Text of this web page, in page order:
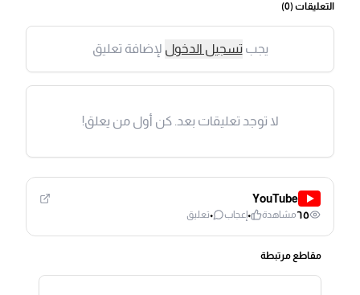
التعليقات (0
)
يجبتسجيل الدخول لإضافة تعليق
لا توجد تعليقات بعد. كن أول من يعلق!
YouTube
٦٥مشاهدة ٠إعجاب ٠تعليق
مقاطع مرتبطة